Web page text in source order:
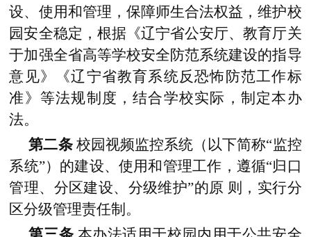
设、使用和管理，保障师生合法权益，维护校
园安全稳定，根据《辽宁省公安厅、教育厅关
于加强全省高等学校安全防范系统建设的指导
意见》《辽宁省教育系统反恐怖防范工作标
准》等法规制度，结合学校实际，制定本办
法。
第二条 校园视频监控系统（以下简称“监控
系统”）的建设、使用和管理工作，遵循“归口
管理、分区建设、分级维护”的原 则，实行分
区分级管理责任制。